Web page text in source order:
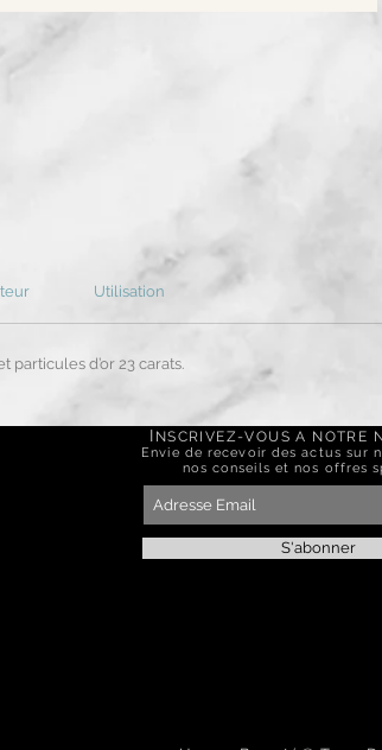
Utilisation
particules d’or 23 carats.
S'abonner
I NSCRIVEZ-VOUS A NOTRE
Envie de recevoir des actus sur
nos conseils et nos offres